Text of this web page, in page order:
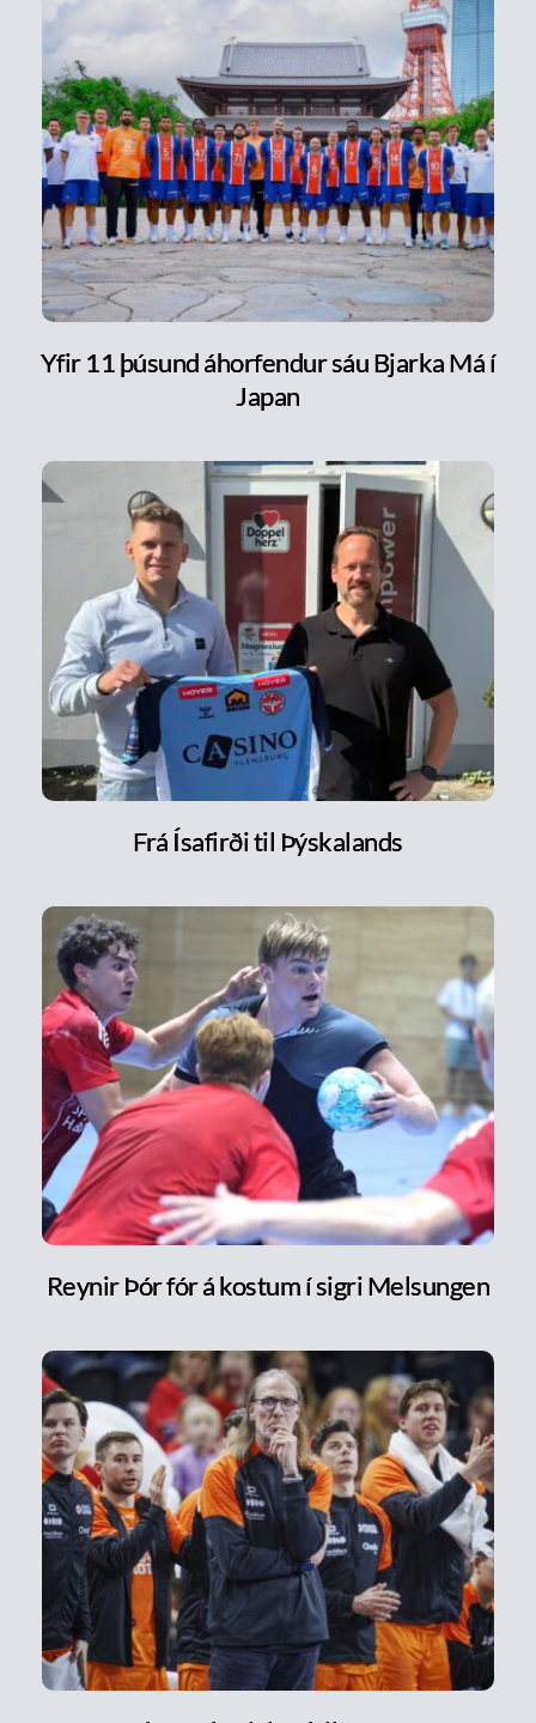
Yfir 11 þúsund áhorfendur sáu Bjarka Má í
Japan
Frá Ísafirði til Þýskalands
Reynir Þór fór á kostum í sigri Melsungen